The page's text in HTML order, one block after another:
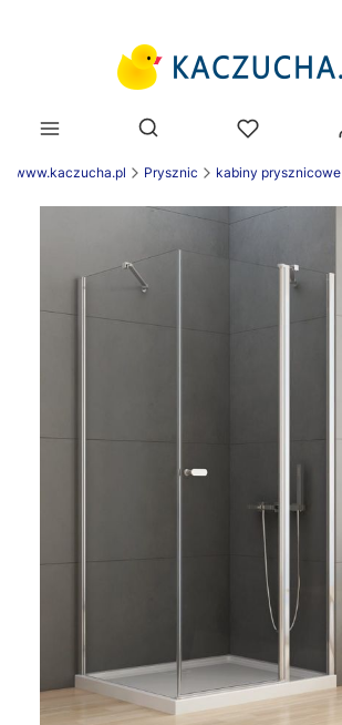
Otwórz wyszukiwarkę
www.kaczucha.pl Prysznic kabiny prysznicowe